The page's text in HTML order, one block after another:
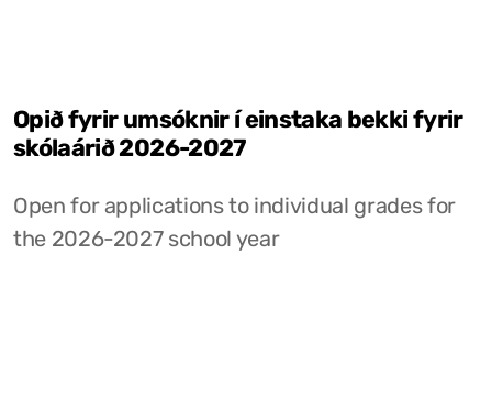
Opið fyrir umsóknir í einstaka bekki fyrir
skólaárið 2026-2027
Open for applications to individual grades for
the 2026-2027 school year